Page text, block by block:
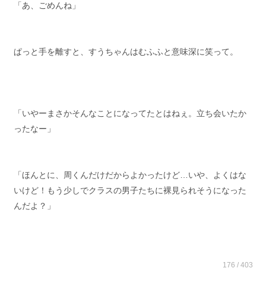
「あ、ごめんね」
ぱっと手を離すと、すうちゃんはむふふと意味深に笑って。
「いやーまさかそんなことになってたとはねぇ。立ち会いたか
ったなー」
「ほんとに、周くんだけだからよかったけど…いや、よくはな
いけど！もう少しでクラスの男子たちに裸見られそうになった
んだよ？」
176 / 403